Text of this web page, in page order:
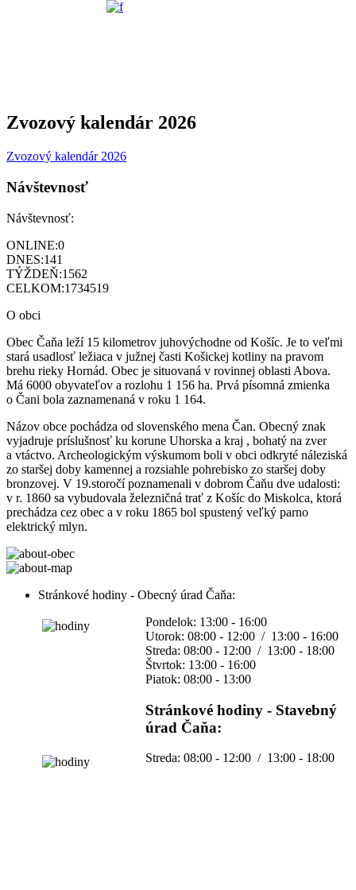
Zvozový kalendár 2026
Zvozový kalendár 2026
Návštevnosť
Návštevnosť:
ONLINE:0
DNES:141
TÝŽDEŇ:1562
CELKOM:1734519
O obci
Obec Čaňa leží 15 kilometrov juhovýchodne od Košíc. Je to veľmi
stará usadlosť ležiaca v južnej časti Košickej kotliny na pravom
brehu rieky Hornád. Obec je situovaná v rovinnej oblasti Abova.
Má 6000 obyvateľov a rozlohu 1 156 ha. Prvá písomná zmienka
o Čani bola zaznamenaná v roku 1 164.
Názov obce pochádza od slovenského mena Čan. Obecný znak
vyjadruje príslušnosť ku korune Uhorska a kraj , bohatý na zver
a vtáctvo. Archeologickým výskumom boli v obci odkryté náleziská
zo staršej doby kamennej a rozsiahle pohrebisko zo staršej doby
bronzovej. V 19.storočí poznamenali v dobrom Čaňu dve udalosti:
v r. 1860 sa vybudovala železničná trať z Košíc do Miskolca, ktorá
prechádza cez obec a v roku 1865 bol spustený veľký parno
elektrický mlyn.
Stránkové hodiny - Obecný úrad Čaňa:
Pondelok: 13:00 - 16:00
Utorok: 08:00 - 12:00 / 13:00 - 16:00
Streda: 08:00 - 12:00 / 13:00 - 18:00
Štvrtok: 13:00 - 16:00
Piatok: 08:00 - 13:00
Stránkové hodiny - Stavebný
úrad Čaňa:
Streda: 08:00 - 12:00 / 13:00 - 18:00